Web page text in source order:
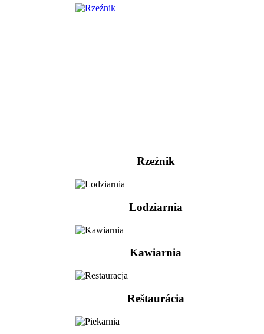
Rzeźnik
Lodziarnia
Kawiarnia
Reštaurácia